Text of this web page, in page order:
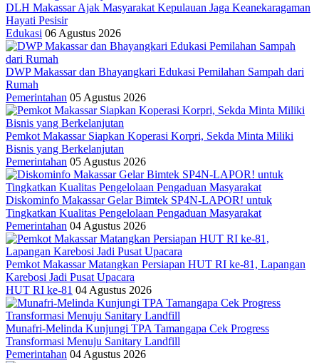
DLH Makassar Ajak Masyarakat Kepulauan Jaga Keanekaragaman
Hayati Pesisir
Edukasi 06 Agustus 2026
DWP Makassar dan Bhayangkari Edukasi Pemilahan Sampah dari
Rumah
Pemerintahan 05 Agustus 2026
Pemkot Makassar Siapkan Koperasi Korpri, Sekda Minta Miliki
Bisnis yang Berkelanjutan
Pemerintahan 05 Agustus 2026
Diskominfo Makassar Gelar Bimtek SP4N-LAPOR! untuk
Tingkatkan Kualitas Pengelolaan Pengaduan Masyarakat
Pemerintahan 04 Agustus 2026
Pemkot Makassar Matangkan Persiapan HUT RI ke-81, Lapangan
Karebosi Jadi Pusat Upacara
HUT RI ke-81 04 Agustus 2026
Munafri-Melinda Kunjungi TPA Tamangapa Cek Progress
Transformasi Menuju Sanitary Landfill
Pemerintahan 04 Agustus 2026